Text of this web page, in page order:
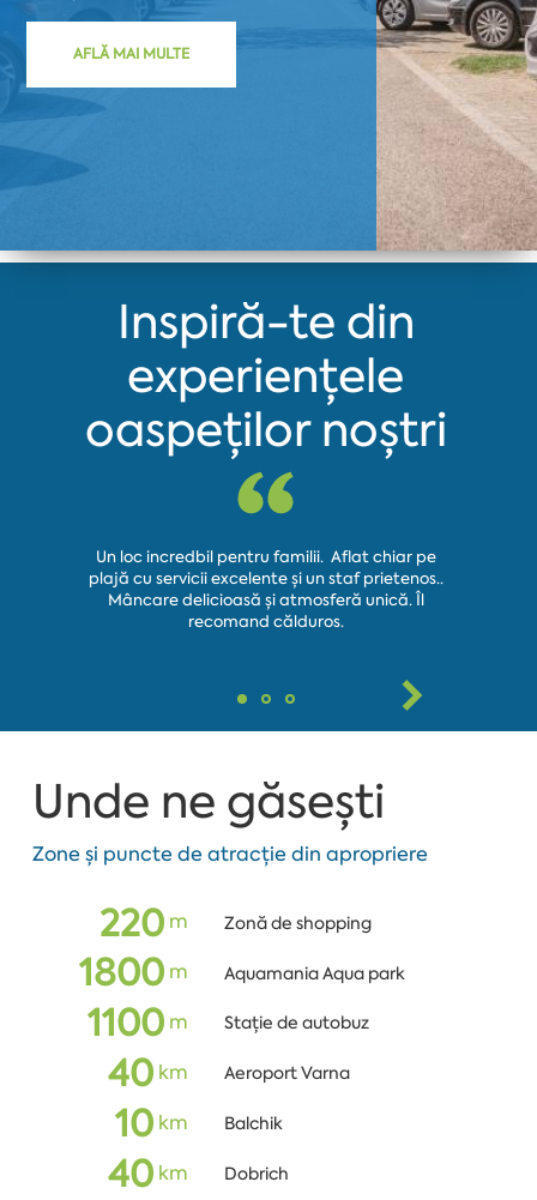
AFLĂ MAI MULTE
Inspiră-te din
experiențele
oaspeților noștri
Un loc incredbil pentru familii. Aflat chiar pe
plajă cu servicii excelente și un staf prietenos..
Mâncare delicioasă și atmosferă unică. Îl
recomand călduros.
Unde ne găsești
Zone și puncte de atracție din apropriere
220m Zonă de shopping
1800m Aquamania Aqua park
1100m Stație de autobuz
40km Aeroport Varna
10km Balchik
40km Dobrich